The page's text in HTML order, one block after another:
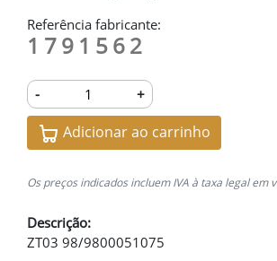
Referência fabricante:
1791562
- +
Adicionar ao carrinho
Os preços indicados incluem IVA à taxa legal em
Descrição:
ZT03 98/9800051075